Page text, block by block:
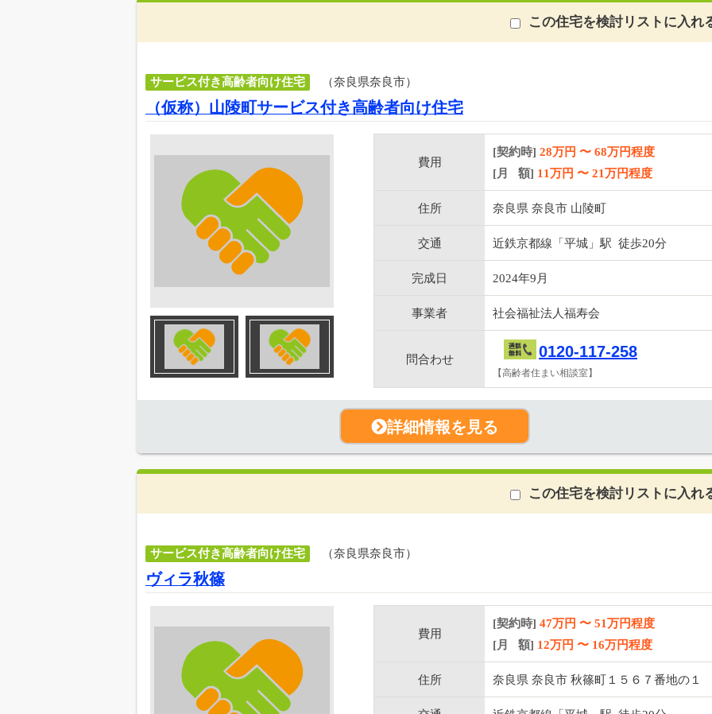
この住宅を検討リストに入れ
サービス付き高齢者向け住宅 （奈良県奈良市）
（仮称）山陵町サービス付き高齢者向け住宅
費用
[契約時] 28万円 〜 68万円程度
[月 額] 11万円 〜 21万円程度
住所 奈良県 奈良市 山陵町
交通 近鉄京都線「平城」駅 徒歩20分
完成日 2024年9月
事業者 社会福祉法人福寿会
問合わせ 0120-117-258
【高齢者住まい相談室】
詳細情報を見る
この住宅を検討リストに入れ
サービス付き高齢者向け住宅 （奈良県奈良市）
ヴィラ秋篠
費用
[契約時] 47万円 〜 51万円程度
[月 額] 12万円 〜 16万円程度
住所 奈良県 奈良市 秋篠町１５６７番地の１